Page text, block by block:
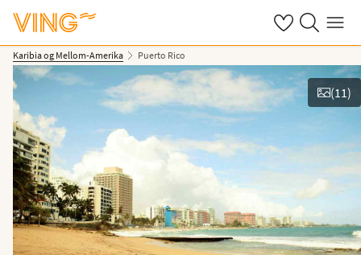
Se dine sparte
Søk påMeny
Karibia og Mellom-Amerika Puerto Rico
Vis bilder
(11)